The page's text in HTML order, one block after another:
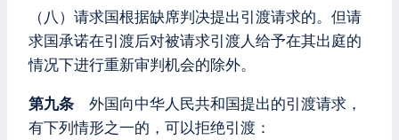
（八）请求国根据缺席判决提出引渡请求的。但请
求国承诺在引渡后对被请求引渡人给予在其出庭的
情况下进行重新审判机会的除外。
第九条 外国向中华人民共和国提出的引渡请求，
有下列情形之一的，可以拒绝引渡：